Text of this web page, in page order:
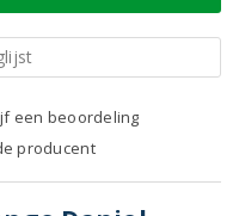
een beoordeling
producent